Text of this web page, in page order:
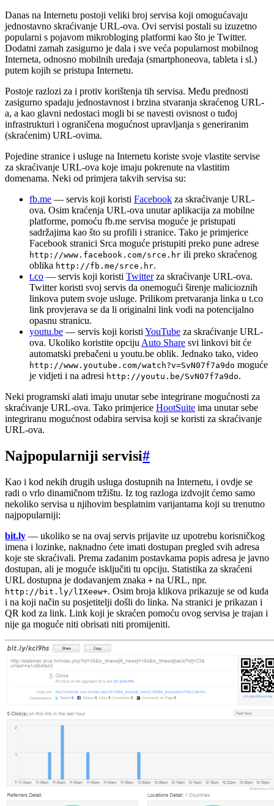
Danas na Internetu postoji veliki broj servisa koji omogućavaju
jednostavno skraćivanje URL-ova. Ovi servisi postali su izuzetno
popularni s pojavom mikrobloging platformi kao što je Twitter.
Dodatni zamah zasigurno je dala i sve veća popularnost mobilnog
Interneta, odnosno mobilnih uređaja (smartphoneova, tableta i sl.)
putem kojih se pristupa Internetu.
Postoje razlozi za i protiv korištenja tih servisa. Među prednosti
zasigurno spadaju jednostavnost i brzina stvaranja skraćenog URL-
a, a kao glavni nedostaci mogli bi se navesti ovisnost o tuđoj
infrastrukturi i ograničena mogućnost upravljanja s generiranim
(skraćenim) URL-ovima.
Pojedine stranice i usluge na Internetu koriste svoje vlastite servise
za skraćivanje URL-ova koje imaju pokrenute na vlastitim
domenama. Neki od primjera takvih servisa su:
fb.me — servis koji koristi Facebook za skraćivanje URL-
ova. Osim kraćenja URL-ova unutar aplikacija za mobilne
platforme, pomoću fb.me servisa moguće je pristupati
sadržajima kao što su profili i stranice. Tako je primjerice
Facebook stranici Srca moguće pristupiti preko pune adrese
http://www.facebook.com/srce.hr ili preko skraćenog
oblika http://fb.me/srce.hr.
t.co — servis koji koristi Twitterza skraćivanje URL-ova.
Twitter koristi svoj servis da onemogući širenje malicioznih
linkova putem svoje usluge. Prilikom pretvaranja linka u t.co
link provjerava se da li originalni link vodi na potencijalno
opasnu stranicu.
youtu.be — servis koji koristi YouTube za skraćivanje URL-
ova. Ukoliko koristite opciju Auto Share svi linkovi bit će
automatski prebačeni u youtu.be oblik. Jednako tako, video
http://www.youtube.com/watch?v=SvN07f7a9do moguće
je vidjeti i na adresi http://youtu.be/SvN07f7a9do.
Neki programski alati imaju unutar sebe integrirane mogućnosti za
skraćivanje URL-ova. Tako primjerice HootSuite ima unutar sebe
integriranu mogućnost odabira servisa koji se koristi za skraćivanje
URL-ova.
Najpopularniji servisi#
Kao i kod nekih drugih usluga dostupnih na Internetu, i ovdje se
radi o vrlo dinamičnom tržištu. Iz tog razloga izdvojit ćemo samo
nekoliko servisa u njihovim besplatnim varijantama koji su trenutno
najpopularniji:
bit.ly — ukoliko se na ovaj servis prijavite uz upotrebu korisničkog
imena i lozinke, naknadno ćete imati dostupan pregled svih adresa
koje ste skraćivali. Prema zadanim postavkama popis adresa je javno
dostupan, ali je moguće isključiti tu opciju. Statistika za skraćeni
URL dostupna je dodavanjem znaka + na URL, npr.
http://bit.ly/lIXeew+. Osim broja klikova prikazuje se od kuda
i na koji način su posjetitelji došli do linka. Na stranici je prikazan i
QR kod za link. Link koji je skraćen pomoću ovog servisa je trajan i
nije ga moguće niti obrisati niti promijeniti.